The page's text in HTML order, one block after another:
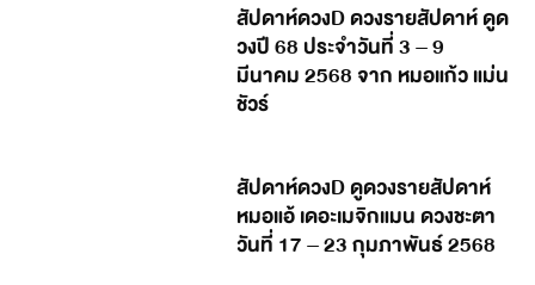
สัปดาห์ดวงD ดวงรายสัปดาห์ ดูด
วงปี 68 ประจำวันที่ 3 – 9
มีนาคม 2568 จาก หมอแก้ว แม่น
ชัวร์
สัปดาห์ดวงD ดูดวงรายสัปดาห์
หมอแอ้ เดอะเมจิกแมน ดวงชะตา
วันที่ 17 – 23 กุมภาพันธ์ 2568